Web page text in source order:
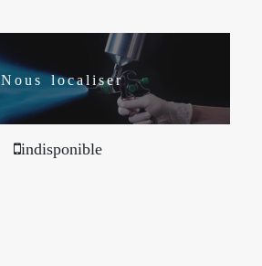
Nous localiser
indisponible